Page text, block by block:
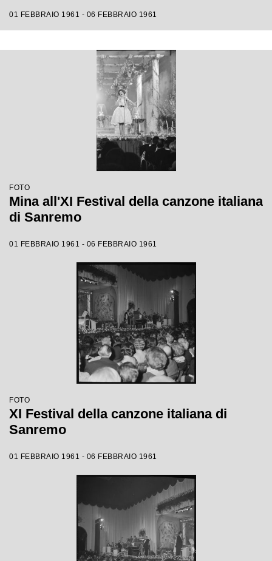
01 FEBBRAIO 1961 - 06 FEBBRAIO 1961
FOTO
Mina all'XI Festival della canzone italiana
di Sanremo
01 FEBBRAIO 1961 - 06 FEBBRAIO 1961
FOTO
XI Festival della canzone italiana di
Sanremo
01 FEBBRAIO 1961 - 06 FEBBRAIO 1961